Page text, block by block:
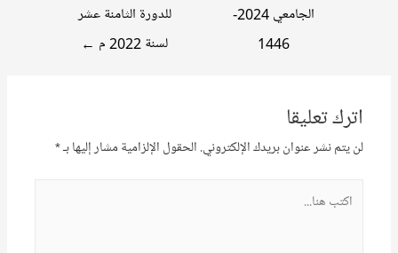
المقالات
الجامعي 2024-
1446
للدورة الثامنة عشر
لسنة 2022 م
←
اترك تعليقا
لن يتم نشر عنوان بريدك الإلكتروني. الحقول الإلزامية مشار إليها بـ*